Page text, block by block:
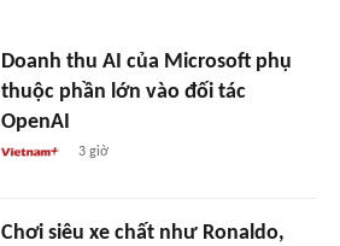
Doanh thu AI của Microsoft phụ
thuộc phần lớn vào đối tác
OpenAI
3 giờ
Chơi siêu xe chất như Ronaldo,